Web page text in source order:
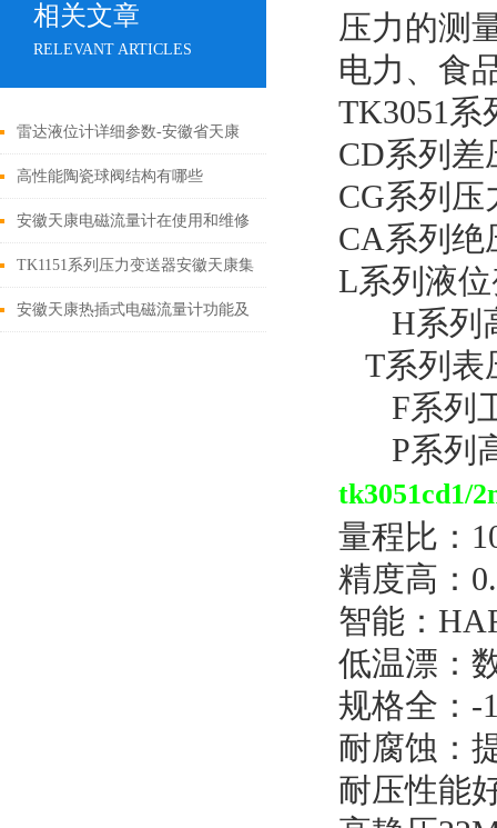
相关文章
RELEVANT ARTICLES
雷达液位计详细参数-安徽省天康
（集团）股份有限公司
高性能陶瓷球阀结构有哪些
安徽天康电磁流量计在使用和维修
中应注意事项
TK1151系列压力变送器安徽天康集
团股份有限公司
安徽天康热插式电磁流量计功能及
压力的测
电力、食
TK3051系
CD系列差
CG系列压
CA系列绝
L系列液
H系列
T系列表
F系列
P系列
tk3051cd1/
量程比：
精度高：
智能：
低温漂：
规格全：-
耐腐蚀：
耐压性能